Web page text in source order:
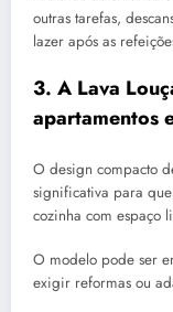
outras tarefas,
lazer após as
3. A Lava
apartamentos
O design compacto
significativa para
cozinha com espaço
O modelo pode ser
exigir reformas ou